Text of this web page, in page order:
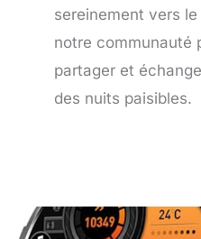
sereinement vers
notre communauté
partager et
des nuits paisibles.